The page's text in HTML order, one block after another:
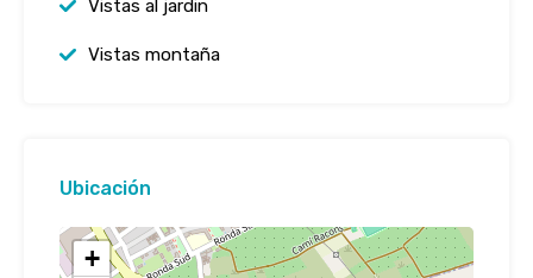
Vistas al jardin
Vistas montaña
Ubicación
+